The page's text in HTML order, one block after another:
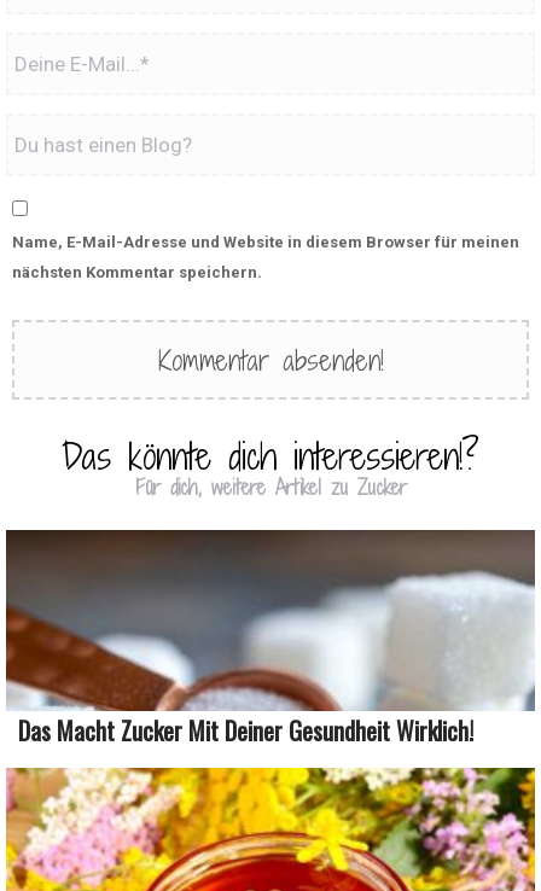
Name, E-Mail-Adresse und Website in diesem Browser für meinen
nächsten Kommentar speichern.
Das könnte dich interessieren!?
Für dich, weitere Artikel zu Zucker
Das Macht Zucker Mit Deiner Gesundheit Wirklich!